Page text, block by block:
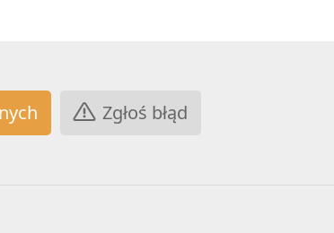
Zgłoś błąd